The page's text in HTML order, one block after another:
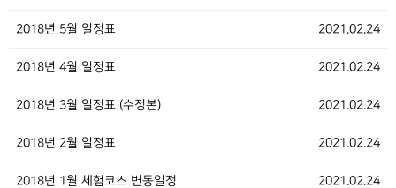
2021.02.24
2018년 5월 일정표
2021.02.24
2018년 4월 일정표
2021.02.24
2018년 3월 일정표 (수정본)
2021.02.24
2018년 2월 일정표
2021.02.24
2018년 1월 체험코스 변동일정